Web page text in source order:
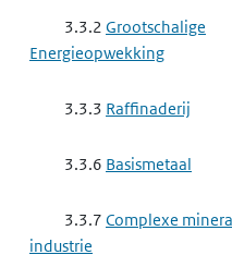
3.3.2 Grootschalige
Energieopwekking
3.3.3 Raffinaderij
3.3.6 Basismetaal
3.3.7 Complexe
industrie